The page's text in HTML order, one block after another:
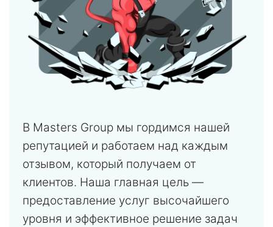
В Masters Group мы гордимся нашей
репутацией и работаем над каждым
отзывом, который получаем от
клиентов. Наша главная цель —
предоставление услуг высочайшего
уровня и эффективное решение задач